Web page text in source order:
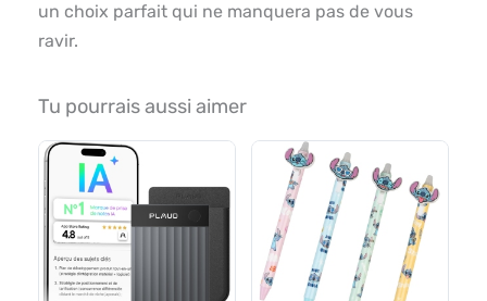
un choix parfait qui ne manquera pas de vous
ravir.
Tu pourrais aussi aimer